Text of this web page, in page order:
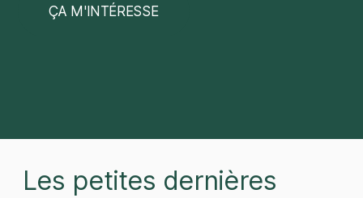
Les petites dernières